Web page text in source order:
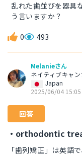
乱れた歯並びを器具
う言いますか？
0 493
Melanieさん
ネイティブキャ
Japan
2025/06/04 15:05
回答
・orthodontic
「歯列矯正」は英語